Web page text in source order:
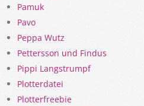
Pamuk
Pavo
Peppa Wutz
Pettersson und Findus
Pippi Langstrumpf
Plotterdatei
Plotterfreebie